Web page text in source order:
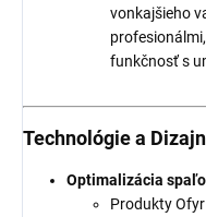
vonkajšieho
funkčnosť s
Technológie a Dizajn
Optimalizácia
Produkty